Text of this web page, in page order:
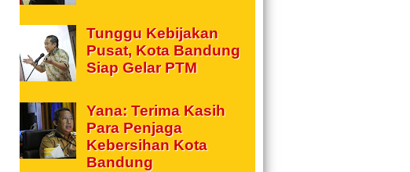
Tunggu Kebijakan
Pusat, Kota Bandung
Siap Gelar PTM
Yana: Terima Kasih
Para Penjaga
Kebersihan Kota
Bandung